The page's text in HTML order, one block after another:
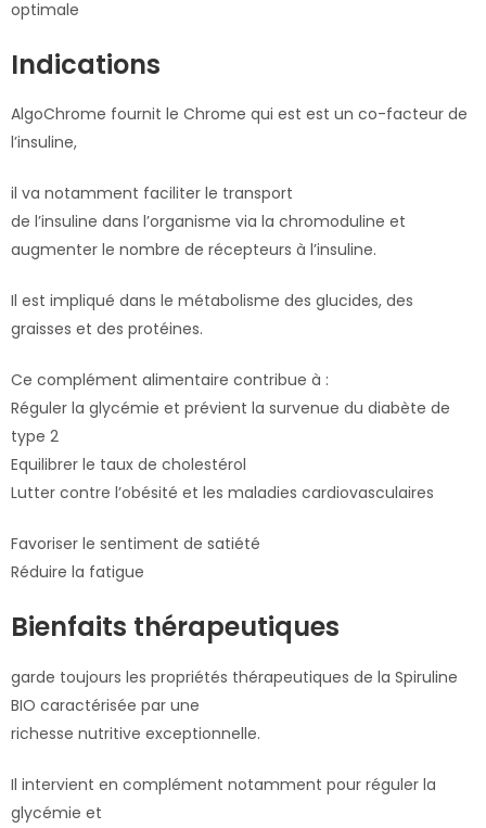
optimale
Indications
AlgoChrome fournit le Chrome qui est est un co-facteur de
l’insuline,
il va notamment faciliter le transport
de l’insuline dans l’organisme via la chromoduline et
augmenter le nombre de récepteurs à l’insuline.
Il est impliqué dans le métabolisme des glucides, des
graisses et des protéines.
Ce complément alimentaire contribue à :
Réguler la glycémie et prévient la survenue du diabète de
type 2
Equilibrer le taux de cholestérol
Lutter contre l’obésité et les maladies cardiovasculaires
Favoriser le sentiment de satiété
Réduire la fatigue
Bienfaits thérapeutiques
garde toujours les propriétés thérapeutiques de la Spiruline
BIO caractérisée par une
richesse nutritive exceptionnelle.
Il intervient en complément notamment pour réguler la
glycémie et